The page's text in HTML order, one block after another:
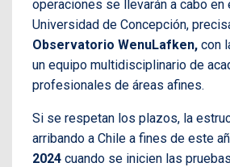
operaciones se llevarán a cabo en
Universidad de Concepción,
Observatorio WenuLafken, con
un equipo multidisciplinario de
profesionales de áreas afines.
Si se respetan los plazos, la
arribando a Chile a fines de este
2024 cuando se inicien las